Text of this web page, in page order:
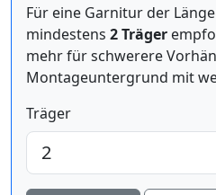
Für eine Garnitur der Länge 100
mindestens 2 Träger
mehr für schwerere
Montageuntergrund mit
Träger